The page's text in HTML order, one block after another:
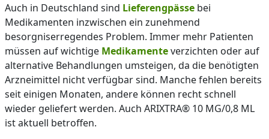
Auch in Deutschland sind Lieferengpässe bei
Medikamenten inzwischen ein zunehmend
besorgniserregendes Problem. Immer mehr Patienten
müssen auf wichtige Medikamenteverzichten oder auf
alternative Behandlungen umsteigen, da die benötigten
Arzneimittel nicht verfügbar sind. Manche fehlen bereits
seit einigen Monaten, andere können recht schnell
wieder geliefert werden. Auch ARIXTRA® 10 MG/0,8 ML
ist aktuell betroffen.